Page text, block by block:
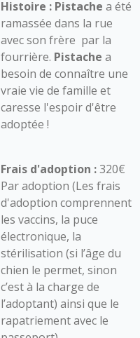
Histoire : Pistache a été
ramassée dans la rue
avec son frère par la
fourrière. Pistache a
besoin de connaître une
vraie vie de famille et
caresse l'espoir d'être
adoptée !
Frais d'adoption :320€
Par adoption (Les frais
d'adoption comprennent
les vaccins, la puce
électronique, la
stérilisation (si l’âge du
chien le permet, sinon
c’est à la charge de
l’adoptant) ainsi que le
rapatriement avec le